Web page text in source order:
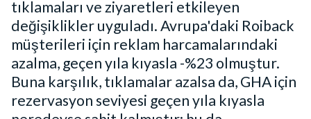
tıklamaları ve ziyaretleri etkileyen
değişiklikler uyguladı. Avrupa'daki Roiback
müşterileri için reklam harcamalarındaki
azalma, geçen yıla kıyasla -%23 olmuştur.
Buna karşılık, tıklamalar azalsa da, GHA için
rezervasyon seviyesi geçen yıla kıyasla